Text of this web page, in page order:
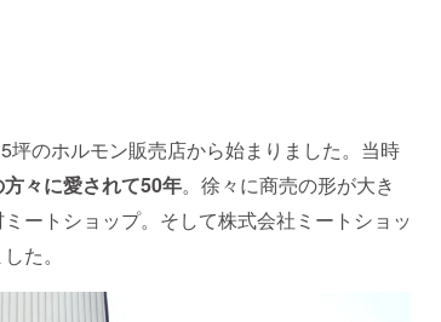
のホルモン販売店から始まりました。当時
々に愛されて50年。徐々に商売の形が大き
ートショップ。そして株式会社ミートショッ
た。